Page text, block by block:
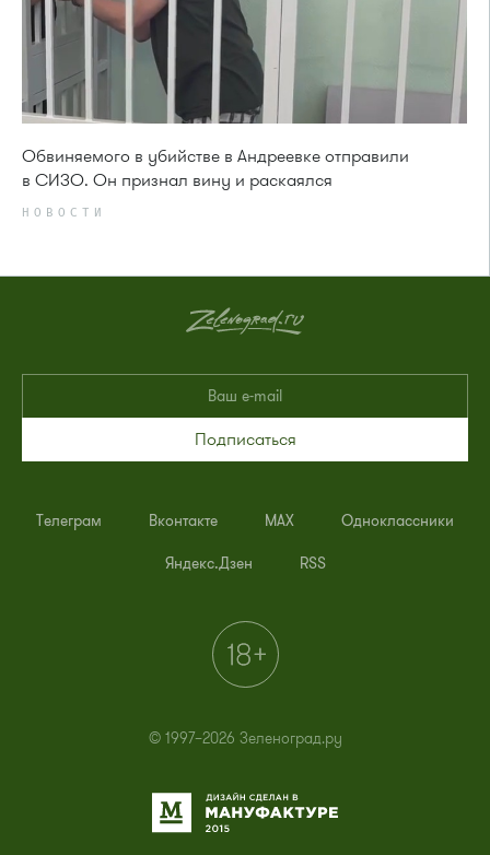
Обвиняемого в убийстве в Андреевке отправили
в СИЗО. Он признал вину и раскаялся
НОВОСТИ
Подписаться
Телеграм Вконтакте MAX Одноклассники
Яндекс.Дзен RSS
© 1997–2026 Зеленоград.ру